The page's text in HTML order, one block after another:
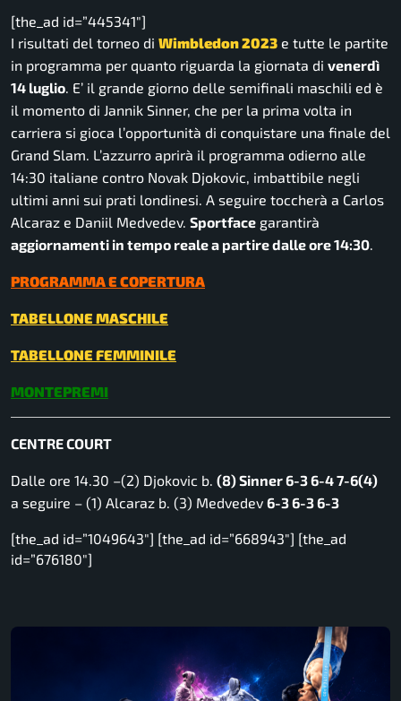
[the_ad id=”445341″]
I risultati del torneo di Wimbledon 2023 e tutte le partite
in programma per quanto riguarda la giornata di venerdì
14 luglio. E’ il grande giorno delle semifinali maschili ed è
il momento di Jannik Sinner, che per la prima volta in
carriera si gioca l’opportunità di conquistare una finale del
Grand Slam. L’azzurro aprirà il programma odierno alle
14:30 italiane contro Novak Djokovic, imbattibile negli
ultimi anni sui prati londinesi. A seguire toccherà a Carlos
Alcaraz e Daniil Medvedev. Sportface garantirà
aggiornamenti in tempo reale a partire dalle ore 14:30.
PROGRAMMA E COPERTURA
TABELLONE MASCHILE
TABELLONE FEMMINILE
MONTEPREMI
CENTRE COURT
Dalle ore 14.30 –(2) Djokovic b. (8) Sinner 6-3 6-4 7-6(4)
a seguire – (1) Alcaraz b. (3) Medvedev 6-3 6-3 6-3
[the_ad id=”1049643″] [the_ad id=”668943″] [the_ad
id=”676180″]